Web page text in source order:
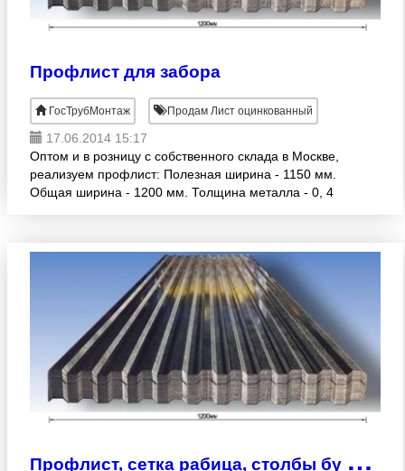
Профлист для забора
ГосТрубМонтаж Продам Лист оцинкованный
17.06.2014 15:17
Оптом и в розницу с собственного склада в Москве,
реализуем профлист: Полезная ширина - 1150 мм.
Общая ширина - 1200 мм. Толщина металла - 0, 4
П
рофлист, сетка рабица, столбы бу со склада в Москве